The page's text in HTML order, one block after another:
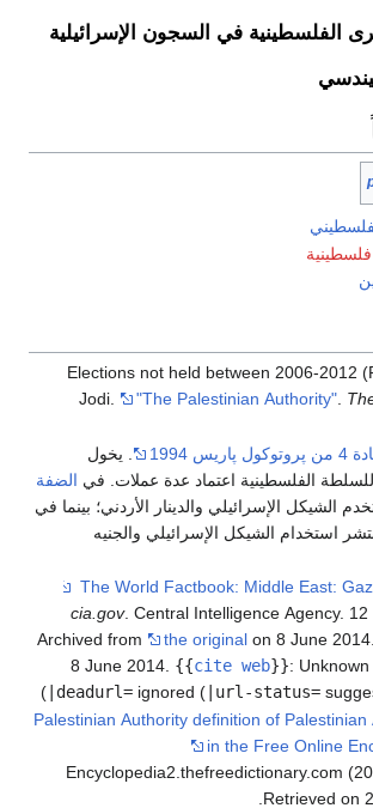
الفلسطينية في السجون الإسرائيلية
Elections not held between 2006-2012 (
Jodi.
"The Palestinian Authority".
پاريس 1994
. يخول
للسلطة الفلسطينية اعتماد عدة عملات. في الضفة
الشيكل الإسرائيلي والدينار الأردني؛ بينما في
استخدام الشيكل الإسرائيلي والجنيه
cia.gov. Central Intelligence Agency. 12
Archived from
the original on 8 June 2014
8 June 2014 {{cite web}}:
|deadurl= ignored ( |url-status=
)
Palestinian Authority definition of Palestinian
in the Free Online
Encyclopedia2.thefreedictionary.com
Retrieved on